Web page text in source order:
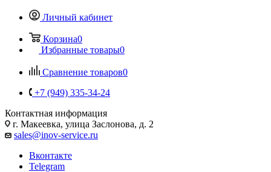
Личный кабинет
Корзина0
Избранные товары0
Сравнение товаров0
+7 (949) 335-34-24
Контактная информация
г. Макеевка, улица Заслонова, д. 2
sales@inov-service.ru
Вконтакте
Telegram